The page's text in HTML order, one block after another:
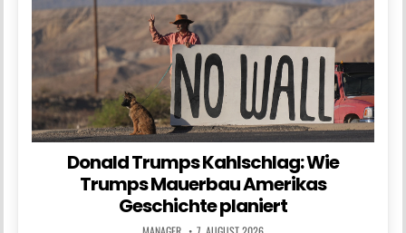
Donald Trumps Kahlschlag: Wie
Trumps Mauerbau Amerikas
Geschichte planiert